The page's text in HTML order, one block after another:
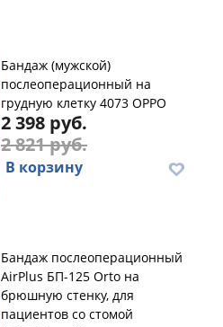
Бандаж (мужской)
послеоперационный на
грудную клетку 4073 OPPO
2 398 руб.
2 821 руб.
В корзину
Бандаж послеоперационный
AirPlus БП-125 Orto на
брюшную стенку, для
пациентов со стомой